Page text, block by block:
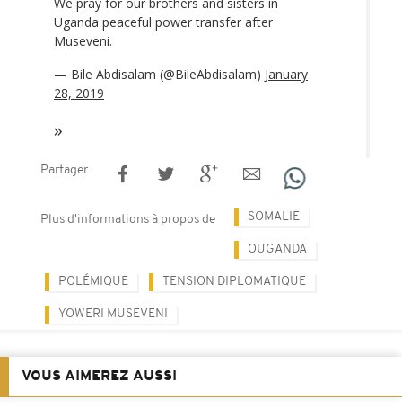
Uganda peaceful power transfer after
Museveni.
— Bile Abdisalam (@BileAbdisalam) January
28, 2019
Partager
Plus d'informations à propos de SOMALIE
OUGANDA
POLÉMIQUE TENSION DIPLOMATIQUE
YOWERI MUSEVENI
VOUS AIMEREZ AUSSI